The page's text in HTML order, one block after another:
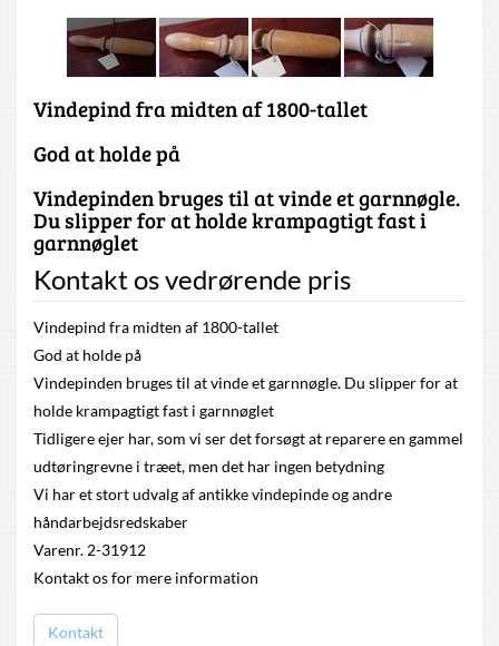
Vindepind fra midten af 1800-tallet
God at holde på
Vindepinden bruges til at vinde et garnnøgle.
Du slipper for at holde krampagtigt fast i
garnnøglet
Kontakt os vedrørende pris
Vindepind fra midten af 1800-tallet
God at holde på
Vindepinden bruges til at vinde et garnnøgle. Du slipper for at
holde krampagtigt fast i garnnøglet
Tidligere ejer har, som vi ser det forsøgt at reparere en gammel
udtøringrevne i træet, men det har ingen betydning
Vi har et stort udvalg af antikke vindepinde og andre
håndarbejdsredskaber
Varenr. 2-31912
Kontakt os for mere information
Kontakt